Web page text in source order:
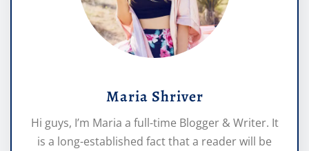
Maria Shriver
Hi guys, I’m Maria a full-time Blogger & Writer. It
is a long-established fact that a reader will be